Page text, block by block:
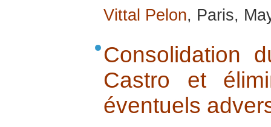
Vittal Pelon, Paris,
Consolidation
Castro et
éventuels